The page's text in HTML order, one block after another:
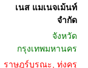
เนส แมเนจเม้นท์
จำกัด
จังหวัด
กรุงเทพมหานคร
ราษฎร์บูรณะ, ทุ่งครุ